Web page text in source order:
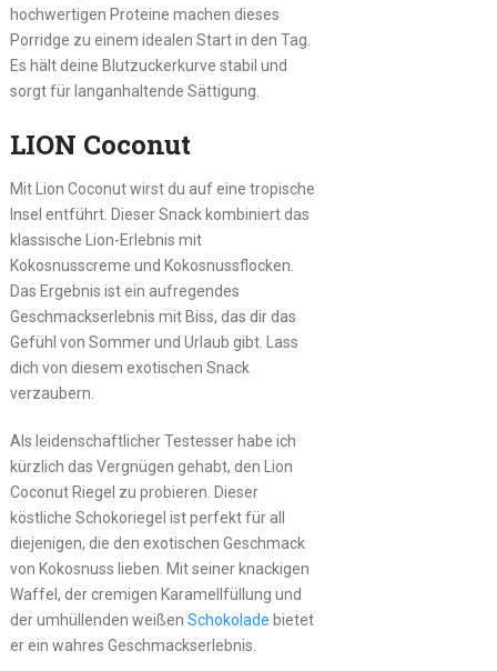
hochwertigen Proteine machen dieses
Porridge zu einem idealen Start in den Tag.
Es hält deine Blutzuckerkurve stabil und
sorgt für langanhaltende Sättigung.
LION Coconut
Mit Lion Coconut wirst du auf eine tropische
Insel entführt. Dieser Snack kombiniert das
klassische Lion-Erlebnis mit
Kokosnusscreme und Kokosnussflocken.
Das Ergebnis ist ein aufregendes
Geschmackserlebnis mit Biss, das dir das
Gefühl von Sommer und Urlaub gibt. Lass
dich von diesem exotischen Snack
verzaubern.
Als leidenschaftlicher Testesser habe ich
kürzlich das Vergnügen gehabt, den Lion
Coconut Riegel zu probieren. Dieser
köstliche Schokoriegel ist perfekt für all
diejenigen, die den exotischen Geschmack
von Kokosnuss lieben. Mit seiner knackigen
Waffel, der cremigen Karamellfüllung und
der umhüllenden weißen Schokolade bietet
er ein wahres Geschmackserlebnis.